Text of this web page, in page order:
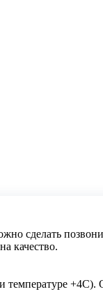
сделать
качество.
температуре